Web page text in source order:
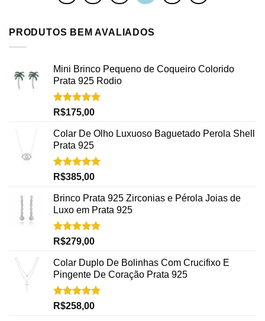
PRODUTOS BEM AVALIADOS
Mini Brinco Pequeno de Coqueiro Colorido
Prata 925 Rodio
Avaliação
R$175,00
Colar De Olho Luxuoso Baguetado Perola Shell
Prata 925
Avaliação
R$385,00
Brinco Prata 925 Zirconias e Pérola Joias de
Luxo em Prata 925
Avaliação
R$279,00
Colar Duplo De Bolinhas Com Crucifixo E
Pingente De Coração Prata 925
Avaliação
R$258,00